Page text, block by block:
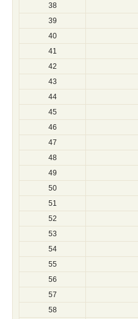
38
39
40
41
42
43
44
45
46
47
48
49
50
51
52
53
54
55
56
57
58